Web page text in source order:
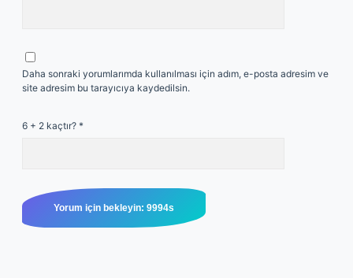
Daha sonraki yorumlarımda kullanılması için adım, e-posta adresim ve
site adresim bu tarayıcıya kaydedilsin.
6 + 2 kaçtır? *